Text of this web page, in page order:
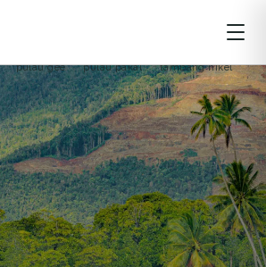
Maluku Utara
pulau gee pulau pakal tambang nikel